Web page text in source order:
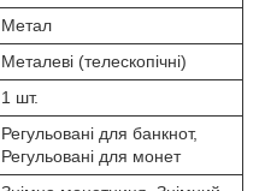
Метал
Металеві (телескопічні)
1 шт.
Регульовані для банкнот,
Регульовані для монет